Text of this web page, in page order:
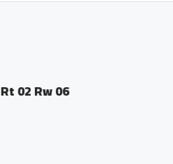
Dusun Gejayan, Rt 02 Rw 05